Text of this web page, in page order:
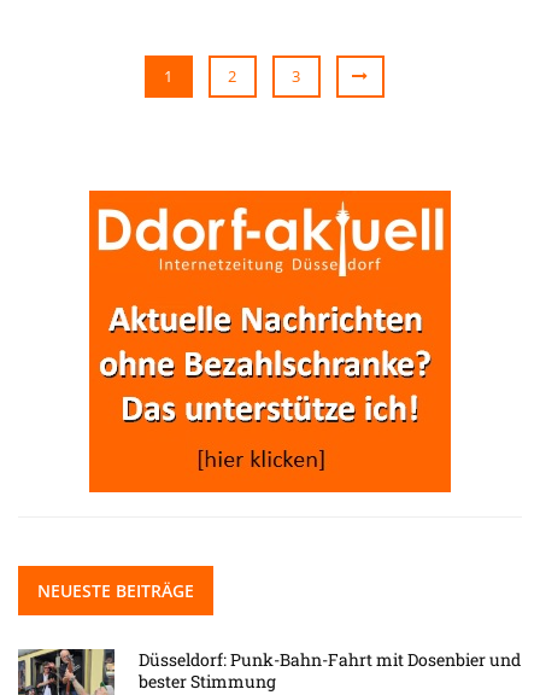
1 2 3
NEUESTE BEITRÄGE
Düsseldorf: Punk-Bahn-Fahrt mit Dosenbier und
bester Stimmung